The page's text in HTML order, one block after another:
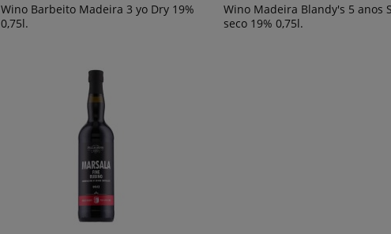
Wino Barbeito Madeira 3 yo Dry 19%
0,75l.
Wino Madeira Blandy's 5 anos
seco 19% 0,75l.